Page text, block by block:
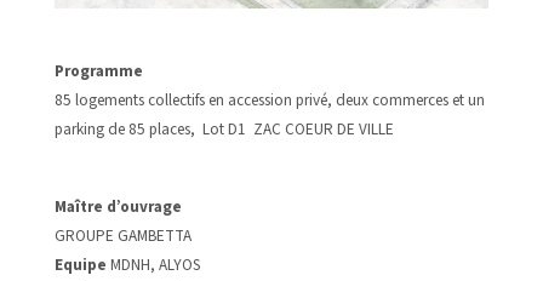
Programme
85 logements collectifs en accession privé, deux commerces et un
parking de 85 places, Lot D1 ZAC COEUR DE VILLE
Maître d’ouvrage
GROUPE GAMBETTA
Equipe MDNH, ALYOS